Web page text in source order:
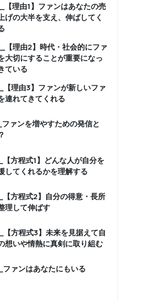
【理由1】ファンはあなたの売
げの大半を支え、伸ばしてく
【理由2】時代・社会的にファ
大切にすることが重要になっ
ている
【理由3】ファンが新しいファ
連れてきてくれる
ファンを増やすための発信と
【方程式1】どんな人が自分を
してくれるかを理解する
【方程式2】自分の得意・長所
理して伸ばす
【方程式3】未来を見据えて自
想いや情熱に真剣に取り組む
ファンはあなたにもいる